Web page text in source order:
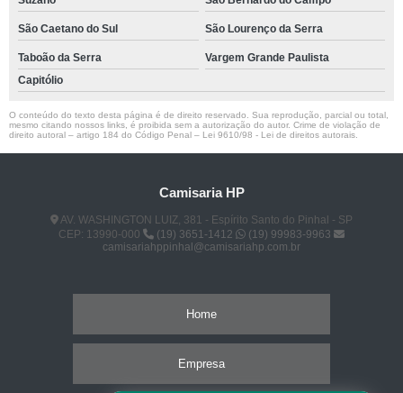
São Caetano do Sul São Lourenço da Serra
Taboão da Serra
Vargem Grande Paulista
Capitólio
O conteúdo do texto desta página é de direito reservado. Sua reprodução, parcial ou total,
mesmo citando nossos links, é proibida sem a autorização do autor. Crime de violação de
direito autoral – artigo 184 do Código Penal – Lei 9610/98 - Lei de direitos autorais
Camisaria HP
AV. WASHINGTON LUIZ, 381 - Espírito Santo do Pinhal - SP
CEP: 13990-000
(19) 3651-1412
(19) 99983-9963
camisariahppinhal@camisariahp.com.br
Home
Empresa